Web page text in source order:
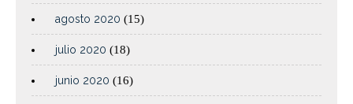
agosto 2020 (15)
julio 2020 (18)
junio 2020 (16)